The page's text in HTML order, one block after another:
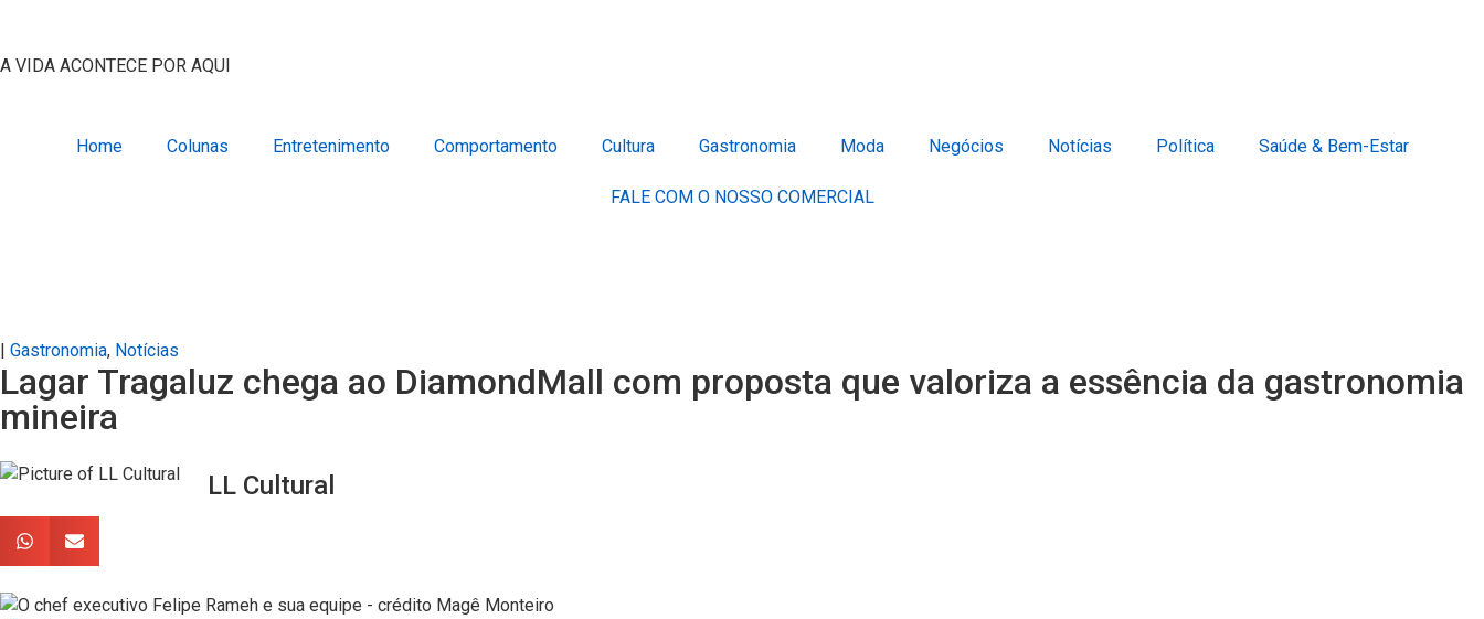
A VIDA ACONTECE POR AQUI
Home Colunas Entretenimento Comportamento Cultura Gastronomia Moda Negócios Notícias Política Saúde & Bem-Estar
FALE COM O NOSSO COMERCIAL
Gastronomia, Notícias
Lagar Tragaluz chega ao DiamondMall com proposta que valoriza a essência da gastronomia
mineira
LL Cultural